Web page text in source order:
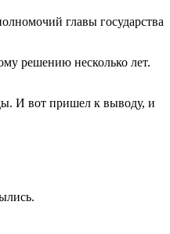
главы государства
решению несколько лет.
И вот пришел к выводу, и